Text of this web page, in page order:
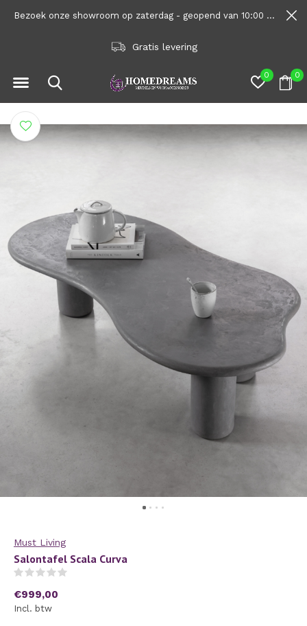
0 0
Gratis levering
Bezoek onze showroom op zaterdag - geopend van 10:00 tot 1600
Must Living
Salontafel Scala Curva
€999,00
Incl. btw